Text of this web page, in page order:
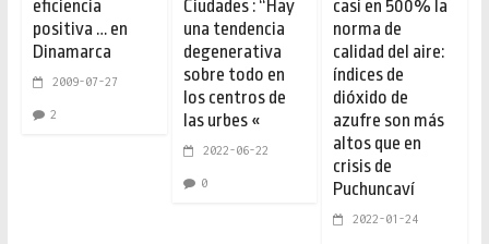
eficiencia
positiva … en
Dinamarca
2009-07-27
2
Ciudades : “Hay
una tendencia
degenerativa
sobre todo en
los centros de
las urbes «
2022-06-22
0
casi en 500% la
norma de
calidad del aire:
índices de
dióxido de
azufre son más
altos que en
crisis de
Puchuncaví
2022-01-24